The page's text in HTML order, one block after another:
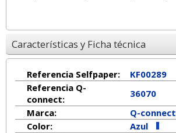
Características y Ficha técnica
Referencia Selfpaper:
KF00289
Referencia Q-
connect:
36070
Marca:
Q-connect
Color:
Azul